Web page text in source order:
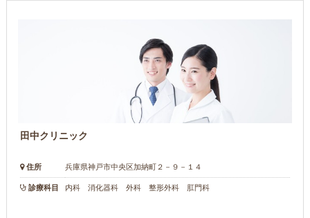
田中クリニック
住所 兵庫県神戸市中央区加納町２－９－１４
診療科目 内科 消化器科 外科 整形外科 肛門科